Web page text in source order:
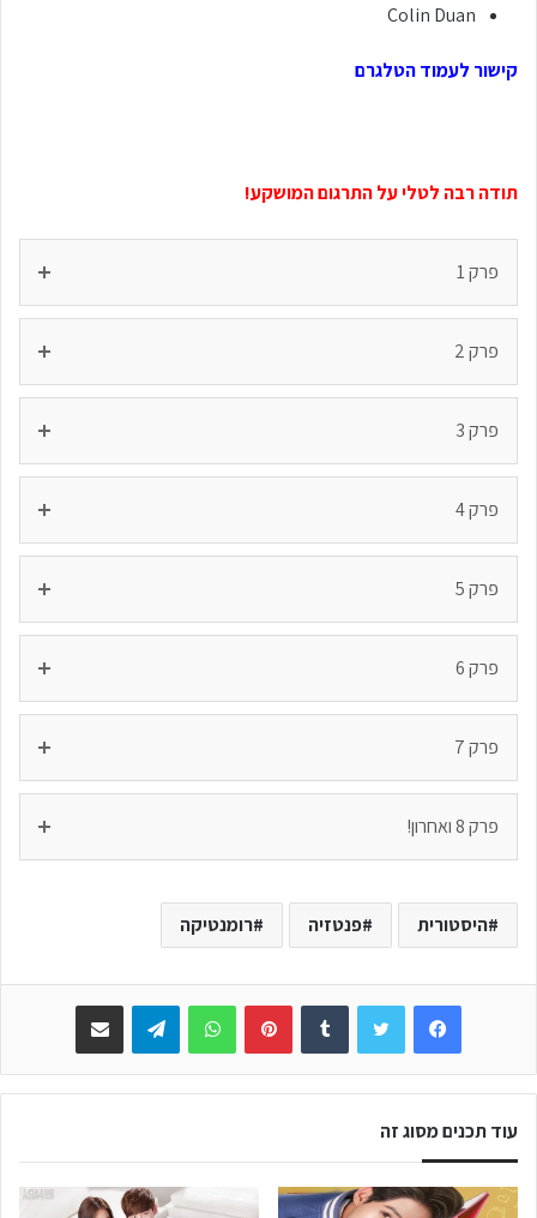
Colin Duan
קישור לעמוד הטלגרם
תודה רבה לטלי על התרגום המושקע!
פרק 1
פרק 2
פרק 3
פרק 4
פרק 5
פרק 6
פרק 7
פרק 8 ואחרון!
היסטורית פנטזיה רומנטיקה
Facebook
WhatsApp
Telegram
עוד תכנים מסוג זה